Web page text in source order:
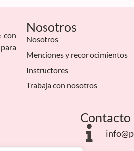
con
Nosotros
Nosotros
Menciones y reconocimientos
Instructores
Trabaja con nosotros
Contacto